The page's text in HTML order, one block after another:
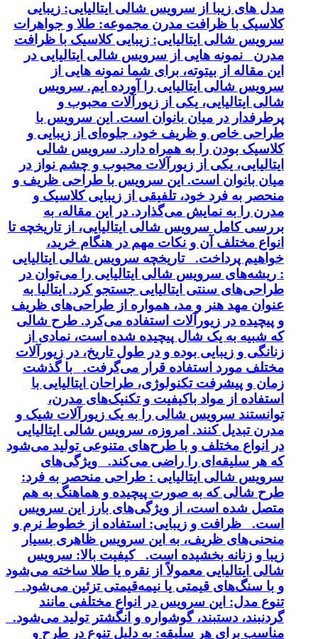
مدل های زیبا از سرویس شالی ایتالیایی: زیبایی
کلاسیک با ظرافت مدرن مجموعه: طلا و جواهرات
سرویس شالی ایتالیایی: زیبایی کلاسیک با ظرافت
مدرن نمونه هایی از سرویس شالی ایتالیایی در
این مقاله از بیتوته، برای شما نمونه هایی از
سرویس شالی ایتالیایی را آورده ایم. سرویس
شالی ایتالیایی، یکی از زیورآلات محبوب و
پرطرفدار در میان بانوان است. این سرویس با
طراحی خاص و ظریف خود، جلوه‌ای از زیبایی و
کلاسیک بودن را به همراه دارد. سرویس شالی
ایتالیایی، یکی از زیورآلات محبوب و چشم نواز در
میان بانوان است. این سرویس با طراحی ظریف و
منحصر به فرد خود، تلفیقی از زیبایی کلاسیک و
مدرن را به نمایش می‌گذارد. در این مقاله، به
بررسی کامل سرویس شالی ایتالیایی، از تاریخچه تا
انواع مختلف آن و نکات مهم در هنگام خرید،
خواهیم پرداخت. تاریخچه سرویس شالی ایتالیایی
: ریشه‌های سرویس شالی ایتالیایی را می‌توان در
طراحی‌های سنتی ایتالیایی جستجو کرد. ایتالیا به
عنوان مهد هنر و مد، همواره از طراحی‌های ظریف
و پیچیده در زیورآلات استفاده می‌کرد. طرح شالی
که شبیه به یک شال پیچیده شده است، نمادی از
زنانگی و زیبایی بوده و در طول تاریخ، در زیورآلات
مختلف مورد استفاده قرار می‌گرفت. با گذشت
زمان و پیشرفت تکنولوژی، طراحان ایتالیایی با
استفاده از مواد باکیفیت و تکنیک‌های مدرن،
توانستند سرویس شالی را به یک زیورآلات شیک و
مدرن تبدیل کنند. امروزه، سرویس شالی ایتالیایی
در انواع مختلف و با طرح‌های متنوعی تولید می‌شود
که هر سلیقه‌ای را راضی می‌کند. ویژگی‌های
سرویس شالی ایتالیایی : طراحی منحصر به فرد:
طرح شالی که به صورت پیچیده و هماهنگ به هم
متصل شده است، از ویژگی‌های بارز این سرویس
است. ظرافت و زیبایی: استفاده از خطوط نرم و
منحنی‌های ظریف، به این سرویس ظاهری بسیار
زیبا و زنانه بخشیده است. کیفیت بالا: سرویس
شالی ایتالیایی معمولاً از نقره یا طلا ساخته می‌شود
و با سنگ‌های قیمتی یا نیمه‌قیمتی تزئین می‌شود.
تنوع مدل: این سرویس در انواع مختلفی مانند
گردنبند، دستبند، گوشواره و انگشتر تولید می‌شود.
مناسب برای هر سلیقه: به دلیل تنوع در طرح و